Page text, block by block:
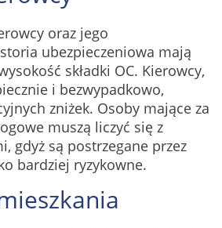
oraz jego
ubezpieczeniowa mają
składki OC. Kierowcy,
i bezwypadkowo,
zniżek. Osoby mające za
muszą liczyć się z
gdyż są postrzegane przez
bardziej ryzykowne.